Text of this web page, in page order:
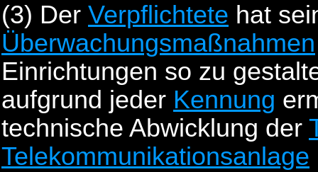
(3) Der Verpflichtete hat
Überwachungsmaßnahmen
Einrichtungen so zu
aufgrund jeder Kennung
technische Abwicklung der
Telekommunikationsanlage